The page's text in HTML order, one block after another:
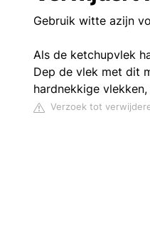
Gebruik witte azijn
Als de ketchupvlek
Dep de vlek met dit
hardnekkige
Verzoek tot